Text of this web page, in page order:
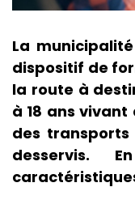
La
dispositif de
la route à
à 18 ans
des
desservis.